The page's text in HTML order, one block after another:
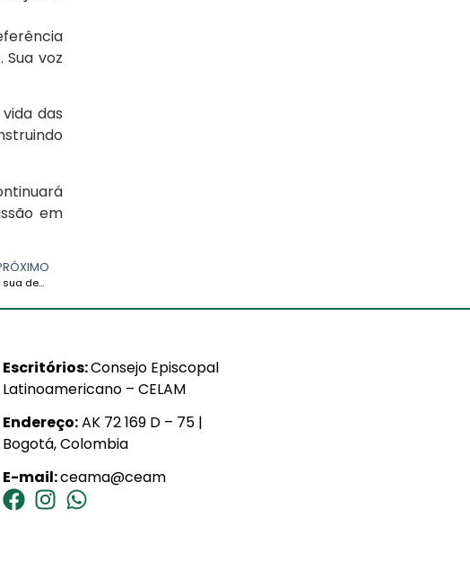
voz
das
em
Obrigado, Cardeal Pedro Barreto: a Amazônia agradece sua dedicação e serviço
Escritórios:Consejo Episcopal
Latinoamericano – CELAM
Endereço:AK 72 169 D – 75 |
Bogotá, Colombia
E-mail:ceama@ceam